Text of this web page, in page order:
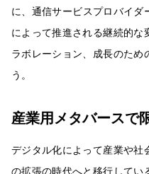
に、通信サービスプロバイダ
によって推進される継続的な
ラボレーション、成長のため
う。
産業用メタバースで
デジタル化によって産業や社
の拡張の時代へと移行してい